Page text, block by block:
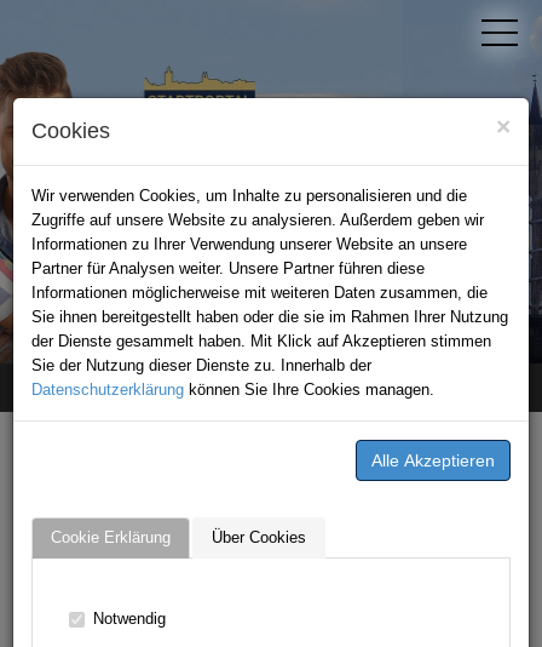
×
Cookies
Wir verwenden Cookies, um Inhalte zu personalisieren und die
Zugriffe auf unsere Website zu analysieren. Außerdem geben wir
Informationen zu Ihrer Verwendung unserer Website an unsere
Partner für Analysen weiter. Unsere Partner führen diese
Informationen möglicherweise mit weiteren Daten zusammen, die
Sie ihnen bereitgestellt haben oder die sie im Rahmen Ihrer Nutzung
der Dienste gesammelt haben. Mit Klick auf Akzeptieren stimmen
Sie der Nutzung dieser Dienste zu. Innerhalb der
Datenschutzerklärung können Sie Ihre Cookies managen.
Cookie Erklärung Über Cookies
Notwendig
STADTPORTAL BAD WIMPFEN
Home Premium-Partner Autohaus Schwarz GmbH&Co.KG